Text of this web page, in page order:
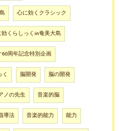
心に効くクラシック
くらしっくin奄美大島
60周年記念特別企画
脳開発 脳の開発
ノの先生 音楽的脳
導法 音楽的能力 能力